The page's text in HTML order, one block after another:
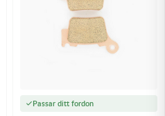
Passar ditt fordon